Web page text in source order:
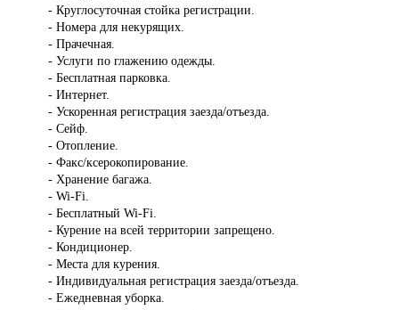
- Круглосуточная стойка регистрации.
- Номера для некурящих.
- Прачечная.
- Услуги по глажению одежды.
- Бесплатная парковка.
- Интернет.
- Ускоренная регистрация заезда/отъезда.
- Сейф.
- Отопление.
- Факс/ксерокопирование.
- Хранение багажа.
- Wi-Fi.
- Бесплатный Wi-Fi.
- Курение на всей территории запрещено.
- Кондиционер.
- Места для курения.
- Индивидуальная регистрация заезда/отъезда.
- Ежедневная уборка.